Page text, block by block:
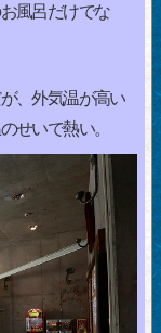
風呂だけでな
、外気温が高い
せいで熱い。